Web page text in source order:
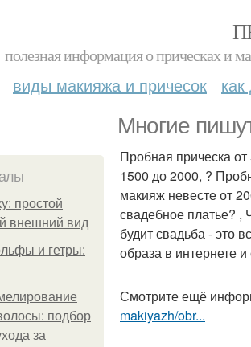
полезная информация о прическах и
виды макияжа и причесок
Многие
простой
внешний вид
и гетры:
подбор
за
Пробная прическа
1500 до 2000, ?
макияж невесте от
свадебное платье? ,
будит свадьба - это
образа в интернете
Смотрите ещё
makiyazh/obr...